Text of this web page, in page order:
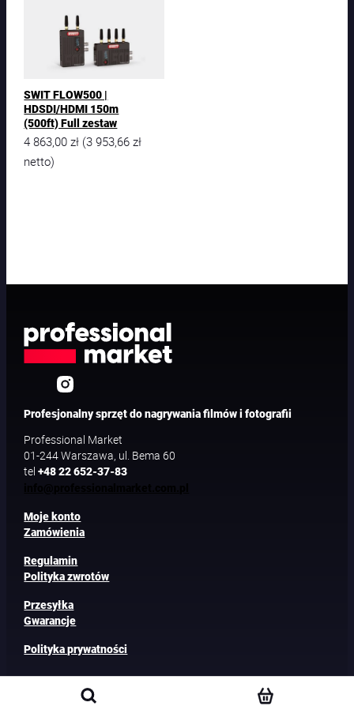
SWIT FLOW500 |
HDSDI/HDMI 150m
(500ft) Full zestaw
4 863,00zł (3 953,66zł
netto)
Profesjonalny sprzęt do nagrywania filmów i fotografii
Professional Market
01-244 Warszawa, ul. Bema 60
tel+48 22 652-37-83
Moje konto
Zamówienia
Regulamin
Polityka zwrotów
Przesyłka
Gwarancje
Polityka prywatności